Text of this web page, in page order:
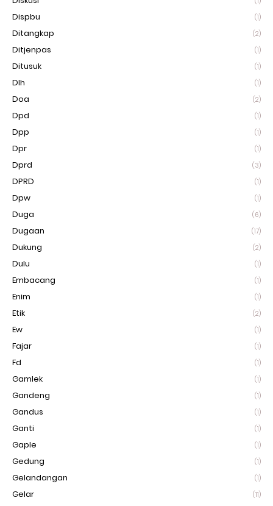
Dispbu (1)
Ditangkap (2)
Ditjenpas (1)
Ditusuk (1)
Dlh (1)
Doa (2)
Dpd (1)
Dpp (1)
Dpr (1)
Dprd (3)
DPRD (1)
Dpw (1)
Duga (6)
Dugaan (17)
Dukung (2)
Dulu (1)
Embacang (1)
Enim (1)
Etik (2)
Ew (1)
Fajar (1)
Fd (1)
Gamlek (1)
Gandeng (1)
Gandus (1)
Ganti (1)
Gaple (1)
Gedung (1)
Gelandangan (1)
Gelar (11)